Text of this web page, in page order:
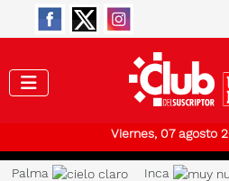
Viernes, 07 agosto
Palma Inca